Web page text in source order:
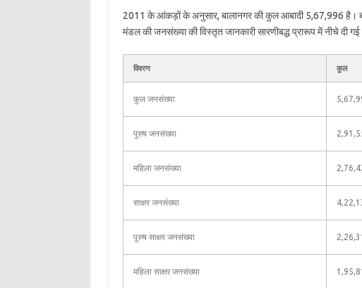
2011 के आंकड़ों के अनुसार, बालानगर की कुल आबादी 5,67,996 है।
मंडल की जनसंख्या की विस्तृत जानकारी सारणीबद्ध प्रारूप में नीचे दी गई
विवरण कुल
कुल जनसंख्या
पुरुष जनसंख्या
महिला जनसंख्या
साक्षर जनसंख्या
पुरुष साक्षर जनसंख्या
महिला साक्षर जनसंख्या